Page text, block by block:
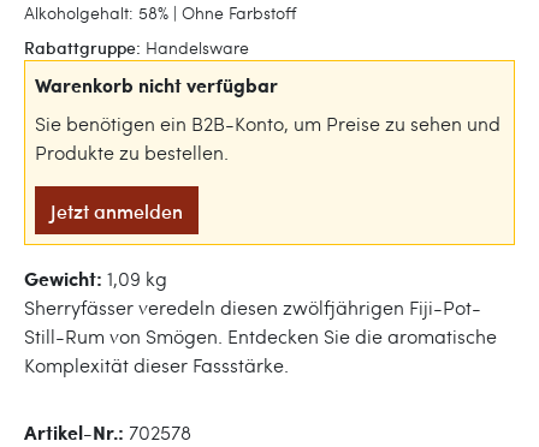
Alkoholgehalt: 58% | Ohne Farbstoff
Rabattgruppe: Handelsware
Warenkorb nicht verfügbar
Sie benötigen ein B2B-Konto, um Preise zu sehen und
Produkte zu bestellen.
Jetzt anmelden
Gewicht: 1,09 kg
Sherryfässer veredeln diesen zwölfjährigen Fiji-Pot-
Still-Rum von Smögen. Entdecken Sie die aromatische
Komplexität dieser Fassstärke.
Artikel-Nr.: 702578